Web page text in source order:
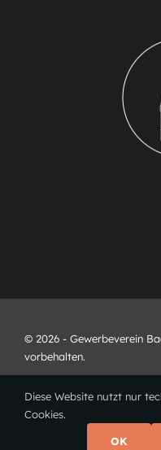
© 2026 - Gewerbeverein
vorbehalten.
www.ricarts.de
Diese Website nutzt nur
Cookies.
OK